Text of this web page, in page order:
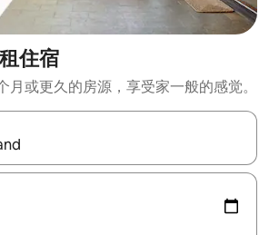
住宿
月或更久的房源，享受家一般的感觉。
使用上下方向键查看，或通过点击或滑动手势